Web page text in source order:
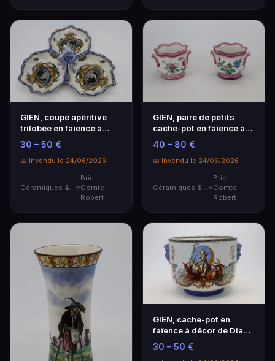
GIEN, coupe apéritive
trilobée en faïence à
décor Renaissanc…
30 – 50 €
📅 Invendu le 24/06/2026
Brie-
Comte-
Robert
GIEN, paire de petits
cache-pot en faïence à
décor floral.
40 – 80 €
📅 Invendu le 24/06/2026
Brie-
Comte-
Robert
GIEN, cache-pot en
faïence à décor de Diane
sur son char aux…
30 – 50 €